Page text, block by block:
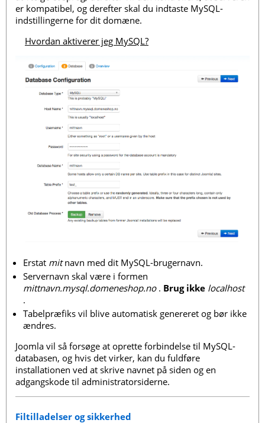
er kompatibel, og derefter skal du indtaste MySQL-
indstillingerne for dit domæne.
Hvordan aktiverer jeg MySQL?
Erstat mitnavn med dit MySQL-brugernavn.
Servernavn skal være i formen
mittnavn.mysql.domeneshop.no. Brug ikke localhost
.
Tabelpræfiks vil blive automatisk genereret og bør ikke
ændres.
Joomla vil så forsøge at oprette forbindelse til MySQL-
databasen, og hvis det virker, kan du fuldføre
installationen ved at skrive navnet på siden og en
adgangskode til administratorsiderne.
Filtilladelser og sikkerhed